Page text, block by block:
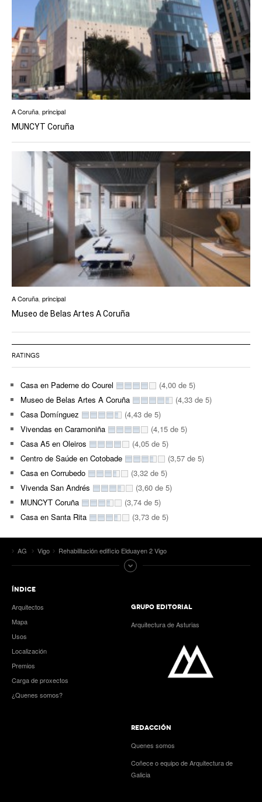
A Coruña principal
MUNCYT Coruña
A Coruña principal
Museo de Belas Artes A Coruña
RATINGS
Casa en Paderne do Courel
(4,00 de 5)
Museo de Belas Artes A Coruña
(4,33 de 5)
Casa Domínguez
(4,43 de 5)
Vivendas en Caramoniña
(4,15 de 5)
Casa A5 en Oleiros
(4,05 de 5)
Centro de Saúde en Cotobade
(3,57 de 5)
Casa en Corrubedo
(3,32 de 5)
Vivenda San Andrés
(3,60 de 5)
MUNCYT Coruña
(3,74 de 5)
Casa en Santa Rita
(3,73 de 5)
AG Vigo Rehabilitación edificio Elduayen 2 Vigo
ÍNDICE
Arquitectos
Mapa
Usos
Localización
Premios
Carga de proxectos
¿Quenes somos?
GRUPO EDITORIAL
Arquitectura de Asturias
REDACCIÓN
Quenes somos
Coñece o equipo de Arquitectura de
Galicia